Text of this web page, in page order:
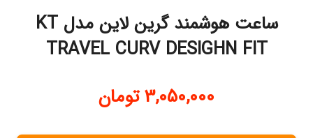
ساعت هوشمند گرین لاین مدل KT
TRAVEL CURV DESIGHN FIT
3,050,000 تومان